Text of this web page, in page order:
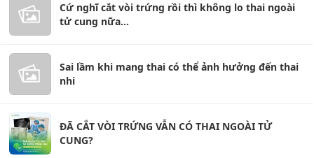
Cứ nghĩ cắt vòi trứng rồi thì không lo thai ngoài
tử cung nữa...
Sai lầm khi mang thai có thể ảnh hưởng đến thai
nhi
ĐÃ CẮT VÒI TRỨNG VẪN CÓ THAI NGOÀI TỬ
CUNG?